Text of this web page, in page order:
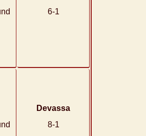
6-1
Devassa
8-1